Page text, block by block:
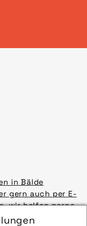
in Bälde
gern auch per E-
wir helfen gerne